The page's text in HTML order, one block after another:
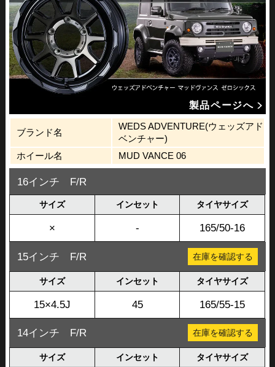
製品ページへ
ブランド名
WEDS ADVENTURE(ウェッズアド
ベンチャー)
ホイール名
MUD VANCE 06
16インチ F/R
サイズ インセット タイヤサイズ
× - 165/50-16
15インチ F/R 在庫を確認する
サイズ インセット タイヤサイズ
15×4.5J 45 165/55-15
14インチ F/R 在庫を確認する
サイズ インセット タイヤサイズ